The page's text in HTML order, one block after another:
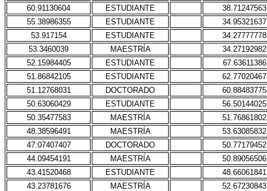
60.91130604
ESTUDIANTE
38.71247563
55.38986355
ESTUDIANTE
34.95321637
53.917154
ESTUDIANTE
34.27777778
53.3460039
MAESTRÍA
34.27192982
52.15984405
ESTUDIANTE
67.63611386
51.86842105
ESTUDIANTE
62.77020467
51.12768031
DOCTORADO
60.88483775
50.63060429
ESTUDIANTE
56.50144025
50.35477583
MAESTRÍA
51.76861802
48.38596491
MAESTRÍA
53.63085832
47.07407407
DOCTORADO
50.77179452
44.09454191
MAESTRÍA
50.89056506
43.41520468
ESTUDIANTE
48.66061841
43.23781676
MAESTRÍA
52.67230843